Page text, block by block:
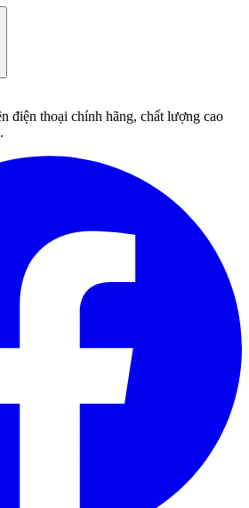
điện thoại chính hãng, chất lượng cao